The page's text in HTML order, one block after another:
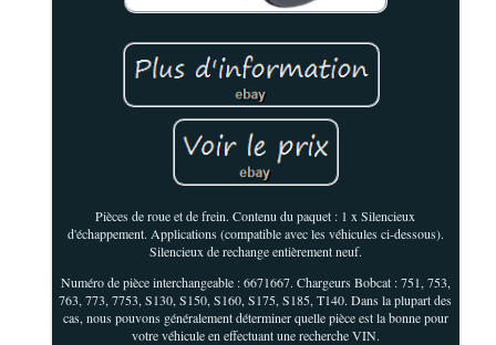
Pièces de roue et de frein. Contenu du paquet : 1 x Silencieux
d'échappement. Applications (compatible avec les véhicules ci-dessous).
Silencieux de rechange entièrement neuf.
Numéro de pièce interchangeable : 6671667. Chargeurs Bobcat : 751, 753,
763, 773, 7753, S130, S150, S160, S175, S185, T140. Dans la plupart des
cas, nous pouvons généralement déterminer quelle pièce est la bonne pour
votre véhicule en effectuant une recherche VIN.